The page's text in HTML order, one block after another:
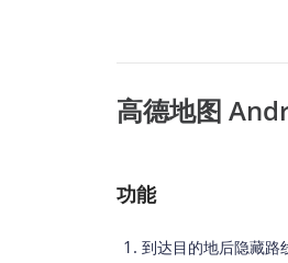
高德地图
功能
到达目的地后隐藏路